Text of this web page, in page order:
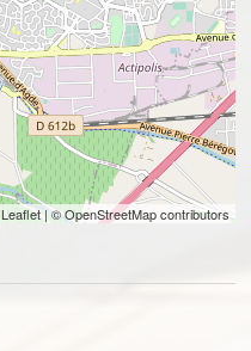
Leaflet| © OpenStreetMap contributors